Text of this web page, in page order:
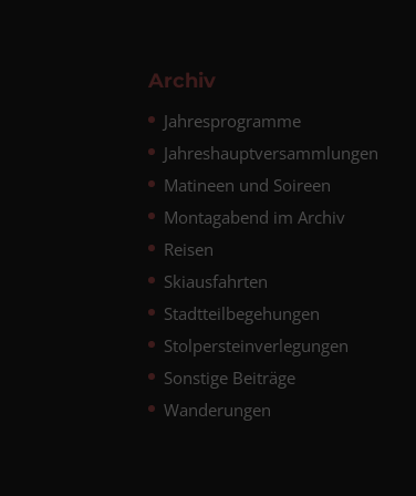
Archiv
Jahresprogramme
Jahreshauptversammlungen
Matineen und Soireen
Montagabend im Archiv
Reisen
Skiausfahrten
Stadtteilbegehungen
Stolpersteinverlegungen
Sonstige Beiträge
Wanderungen